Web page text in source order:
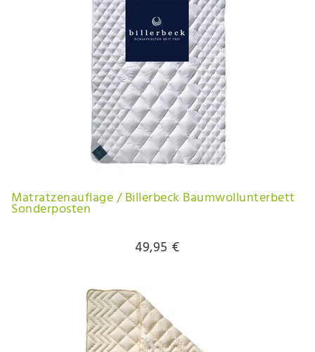
Matratzenauflage / Billerbeck Baumwollunterbett
Sonderposten
49,95 €